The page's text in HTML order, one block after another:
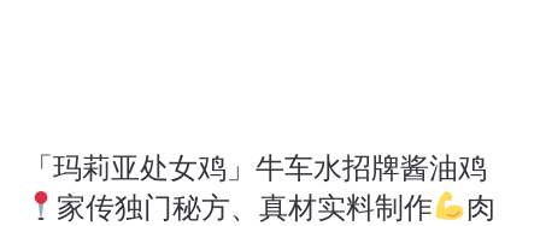
「玛莉亚处女鸡」牛车水招牌酱油鸡
家传独门秘方、真材实料制作
肉